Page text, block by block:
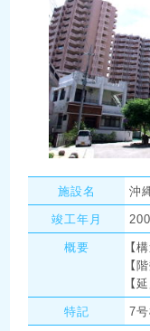
施設名
沖
竣工年月
概要
【
【
【
特記
7